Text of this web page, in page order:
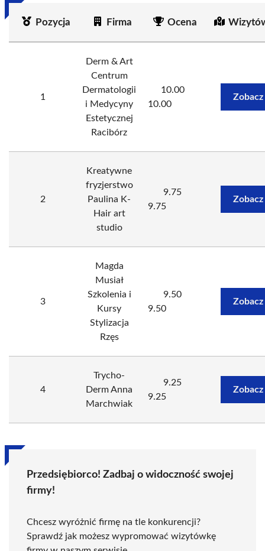
Pozycja Firma Ocena
1
Derm & Art
Centrum
Dermatologii
i Medycyny
Estetycznej
Racibórz
10.00
10.00
2
Kreatywne
fryzjerstwo
Paulina K-
Hair art
studio
9.75
9.75
3
Magda
Musiał
Szkolenia i
Kursy
Stylizacja
Rzęs
9.50
9.50
4
Trycho-
Derm Anna
Marchwiak
9.25
9.25
Przedsiębiorco! Zadbaj o widoczność swojej
firmy!
Chcesz wyróżnić firmę na tle konkurencji?
Sprawdź jak możesz wypromować wizytówkę